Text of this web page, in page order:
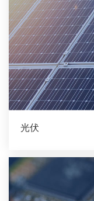
光伏